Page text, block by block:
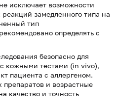
исключает возможности
замедленного типа на
тип
определять с
безопасно для
кожными тестами (in vivo),
пациента с аллергеном.
и возрастные
качество и точность